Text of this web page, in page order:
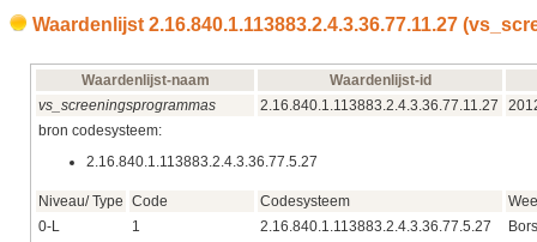
Waardenlijst 2.16.840.1.113883.2.4.3.36.77.11.27
Waardenlijst-naam
Waardenlijst-id
vs_screeningsprogrammas
2.16.840.1.113883.2.4.3.36.77.11.27
bron codesysteem:
2.16.840.1.113883.2.4.3.36.77.5.27
Niveau/ Type Code Codesysteem
0-L
1 2.16.840.1.113883.2.4.3.36.77.5.27